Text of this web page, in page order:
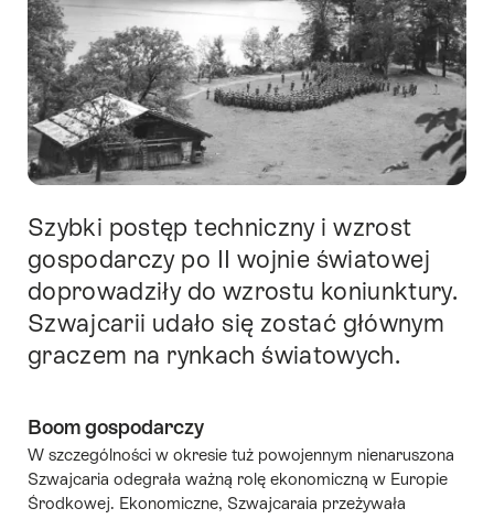
Intro
Szybki postęp techniczny i wzrost
gospodarczy po II wojnie światowej
doprowadziły do wzrostu koniunktury.
Szwajcarii udało się zostać głównym
graczem na rynkach światowych.
Boom gospodarczy
W szczególności w okresie tuż powojennym nienaruszona
Szwajcaria odegrała ważną rolę ekonomiczną w Europie
Środkowej. Ekonomiczne, Szwajcaraia przeżywała